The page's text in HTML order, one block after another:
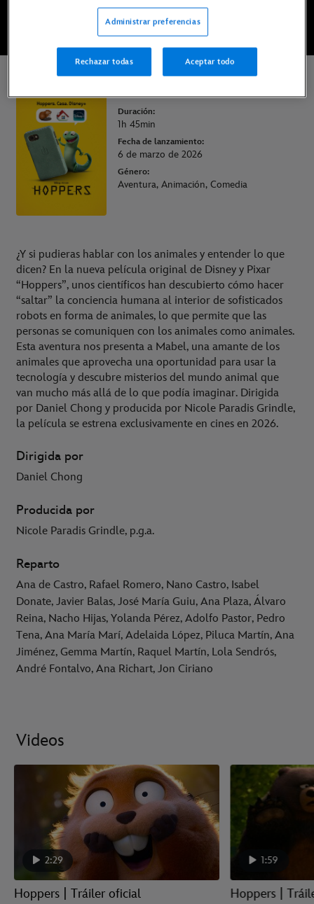
* Imprescindible tener una suscripción | Planes desde solo 6,99€ al mes
Duración:
1h 45min
Fecha de lanzamiento:
6 de marzo de 2026
Género:
Aventura, Animación, Comedia
¿Y si pudieras hablar con los animales y entender lo que
dicen? En la nueva película original de Disney y Pixar
“Hoppers”, unos científicos han descubierto cómo hacer
“saltar” la conciencia humana al interior de sofisticados
robots en forma de animales, lo que permite que las
personas se comuniquen con los animales como animales.
Esta aventura nos presenta a Mabel, una amante de los
animales que aprovecha una oportunidad para usar la
tecnología y descubre misterios del mundo animal que
van mucho más allá de lo que podía imaginar. Dirigida
por Daniel Chong y producida por Nicole Paradis Grindle,
la película se estrena exclusivamente en cines en 2026.
Dirigida por
Daniel Chong
Producida por
Nicole Paradis Grindle, p.g.a.
Reparto
Ana de Castro, Rafael Romero, Nano Castro, Isabel
Donate, Javier Balas, José María Guiu, Ana Plaza, Álvaro
Reina, Nacho Hijas, Yolanda Pérez, Adolfo Pastor, Pedro
Tena, Ana María Marí, Adelaida López, Piluca Martín, Ana
Jiménez, Gemma Martín, Raquel Martín, Lola Sendrós,
André Fontalvo, Ana Richart, Jon Ciriano
Videos
2:29
Hoppers | Tráiler oficial
1:59
Hoppers |
Administrar preferencias
Rechazar todas Aceptar todo